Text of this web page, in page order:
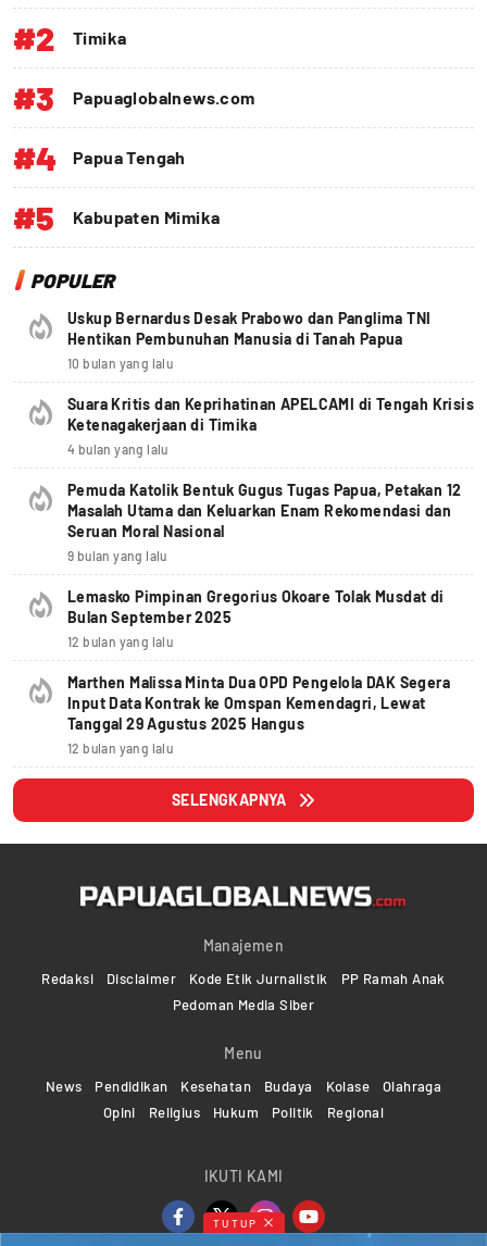
#2 Timika
#3 Papuaglobalnews.com
#4 Papua Tengah
#5 Kabupaten Mimika
POPULER
Uskup Bernardus Desak Prabowo dan Panglima TNI
Hentikan Pembunuhan Manusia di Tanah Papua
10 bulan yang lalu
Suara Kritis dan Keprihatinan APELCAMI di Tengah Krisis
Ketenagakerjaan di Timika
4 bulan yang lalu
Pemuda Katolik Bentuk Gugus Tugas Papua, Petakan 12
Masalah Utama dan Keluarkan Enam Rekomendasi dan
Seruan Moral Nasional
9 bulan yang lalu
Lemasko Pimpinan Gregorius Okoare Tolak Musdat di
Bulan September 2025
12 bulan yang lalu
Marthen Malissa Minta Dua OPD Pengelola DAK Segera
Input Data Kontrak ke Omspan Kemendagri, Lewat
Tanggal 29 Agustus 2025 Hangus
12 bulan yang lalu
SELENGKAPNYA
Manajemen
Redaksi Disclaimer Kode Etik Jurnalistik
PP Ramah Anak
Pedoman Media Siber
Menu
News Pendidikan Kesehatan Budaya Kolase
Olahraga
Opini
Religius Hukum Politik Regional
IKUTI KAMI
TUTUP